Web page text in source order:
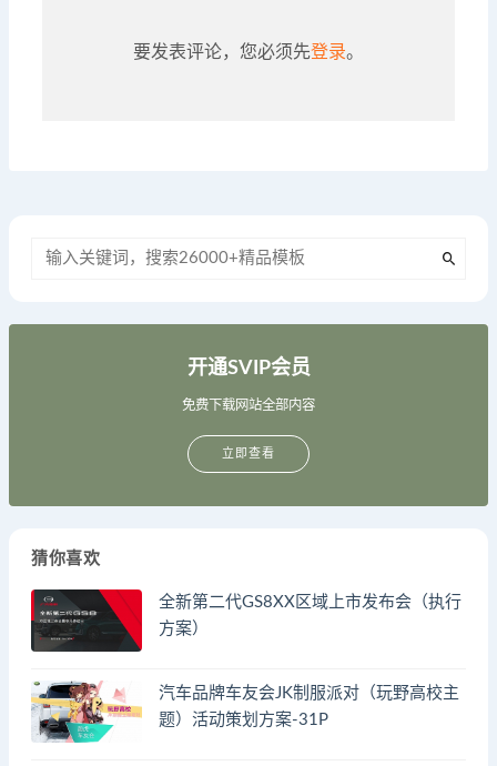
要发表评论，您必须先登录。
开通SVIP会员
免费下载网站全部内容
立即查看
猜你喜欢
全新第二代GS8XX区域上市发布会（执行
方案）
汽车品牌车友会JK制服派对（玩野高校主
题）活动策划方案-31P